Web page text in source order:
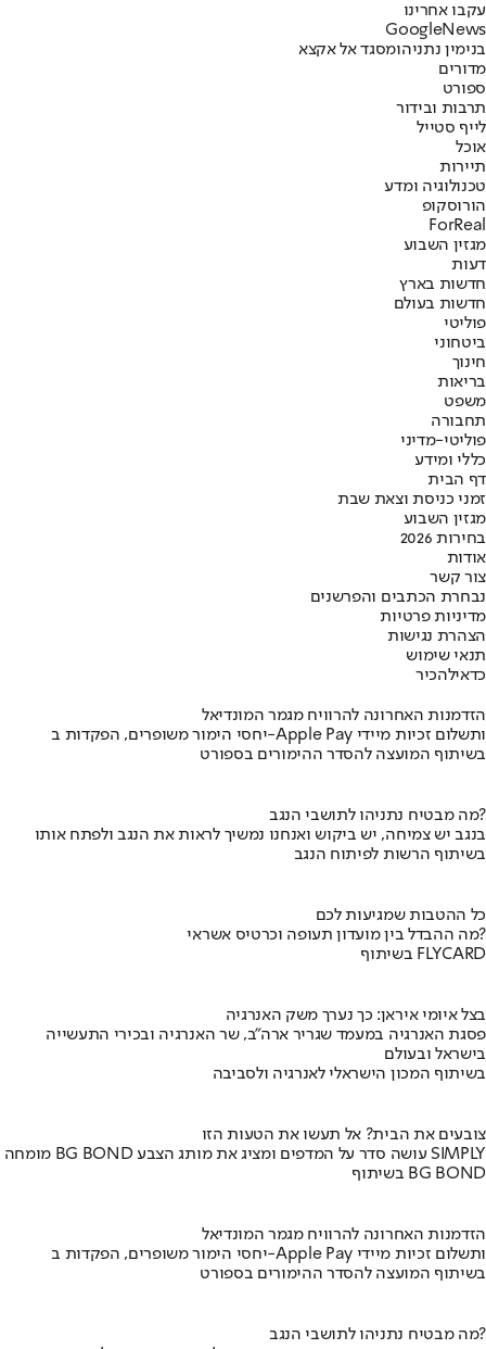
עקבו אחרינו
Googl eNews
בנימין נתניהומסגד אל אקצא
מדורים
ספורט
תרבות ובידור
לייף סטייל
אוכל
תיירות
טכנולוגיה ומדע
הורוסקופ
ForReal
מגזין השבוע
דעות
חדשות בארץ
חדשות בעולם
פוליטי
ביטחוני
חינוך
בריאות
משפט
תחבורה
פוליטי-מדיני
כללי ומידע
דף הבית
זמני כניסת וצאת שבת
מגזין השבוע
בחירות 2026
אודות
צור קשר
נבחרת הכתבים והפרשנים
מדיניות פרטיות
הצהרת נגישות
תנאי שימוש
כדאילהכיר
הזדמנות האחרונה להרוויח מגמר המונדיאל
יחסי הימור משופרים, הפקדות ב-Apple Pay ותשלום זכיות מיידי
בשיתוף המועצה להסדר ההימורים בספורט
מה מבטיח נתניהו לתושבי הנגב?
בנגב יש צמיחה, יש ביקוש ואנחנו נמשיך לראות את הנגב ולפתח אותו
בשיתוף הרשות לפיתוח הנגב
כל ההטבות שמגיעות לכם
מה ההבדל בין מועדון תעופה וכרטיס אשראי?
בשיתוף FLYCARD
בצל איומי איראן: כך נערך משק האנרגיה
פסגת האנרגיה במעמד שגריר ארה"ב, שר האנרגיה ובכירי התעשייה
בישראל ובעולם
בשיתוף המכון הישראלי לאנרגיה ולסביבה
צובעים את הבית? אל תעשו את הטעות הזו
מומחה BG BOND עושה סדר על המדפים ומציג את מותג הצבע SIMPLY
בשיתוף BG BOND
הזדמנות האחרונה להרוויח מגמר המונדיאל
יחסי הימור משופרים, הפקדות ב-Apple Pay ותשלום זכיות מיידי
בשיתוף המועצה להסדר ההימורים בספורט
מה מבטיח נתניהו לתושבי הנגב?